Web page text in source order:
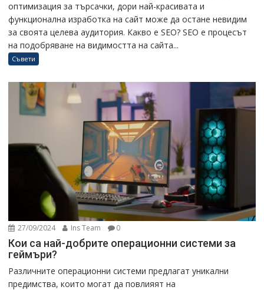
оптимизация за търсачки, дори най-красивата и
функционална изработка на сайт може да остане невидим
за своята целева аудитория. Какво е SEO? SEO е процесът
на подобряване на видимостта на сайта...
Съвети
27/09/2024 Ins Team 0
Кои са най-добрите операционни системи за
геймъри?
Различните операционни системи предлагат уникални
предимства, които могат да повлияят на